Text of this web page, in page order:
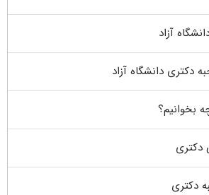
آزاد
دکتری دانشگاه آزاد
بخوانیم؟
دکتری
دکتری